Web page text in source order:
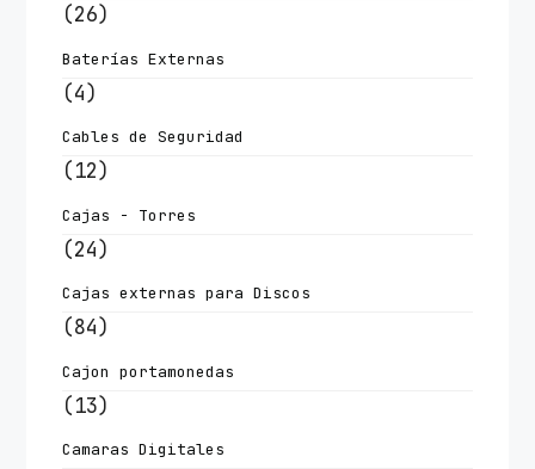
(26)
Baterías Externas
(4)
Cables de Seguridad
(12)
Cajas - Torres
(24)
Cajas externas para Discos
(84)
Cajon portamonedas
(13)
Camaras Digitales